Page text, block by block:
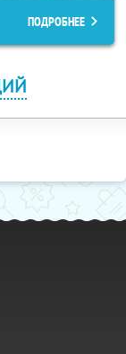
ПОДРОБНЕЕ